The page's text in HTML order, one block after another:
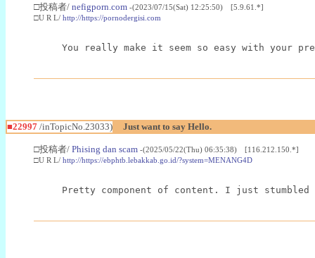
□投稿者/ nefigporn.com -(2023/07/15(Sat) 12:25:50) [5.9.61.*]
□U R L/ http://https://pornodergisi.com
You really make it seem so easy with your
■22997 /inTopicNo.23033) Just want to say Hello.
□投稿者/ Phising dan scam -(2025/05/22(Thu) 06:35:38) [116.212.150.*]
□U R L/ http://https://ebphtb.lebakkab.go.id/?system=MENANG4D
Pretty component of content. I just